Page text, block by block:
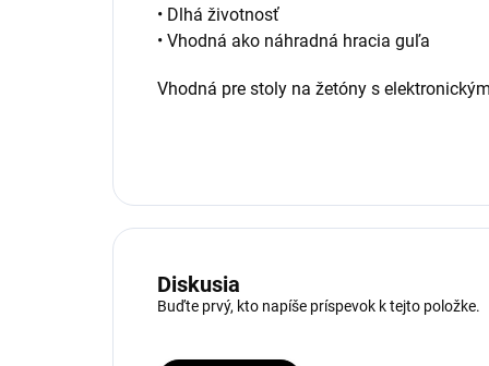
• Dlhá životnosť
• Vhodná ako náhradná hracia guľa
Vhodná pre stoly na žetóny s
Diskusia
Buďte prvý, kto napíše príspevok k tejto položke.